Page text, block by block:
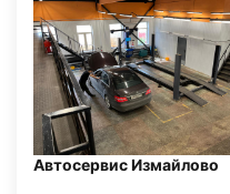
Автосервис Измайлово